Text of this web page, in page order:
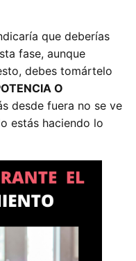
que deberías
fase, aunque
debes tomártelo
O
desde fuera no se ve
estás haciendo lo